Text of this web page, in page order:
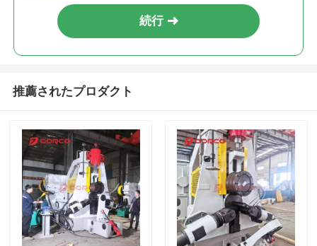
続行
推薦されたプロダクト